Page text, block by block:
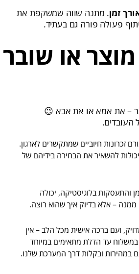
זמן. מתנה שווה שמשקפת את
פעולה פורה גם בעתיד.
או שובר
– את אמא או את אבא 😉
זכרונות חיוביים שמתקשרים לארגון.
להשאיר את הבחירה בידיהם של
והתעסקות בלוגיסטיקה, יכולה
– אלא בדיוק איך שהוא רוצה.
ועם ברכה אישית מכל הלב – אין
עד הדלת מתאימים במיוחד
במהירות ובקלות דרך המערכת שלנו.